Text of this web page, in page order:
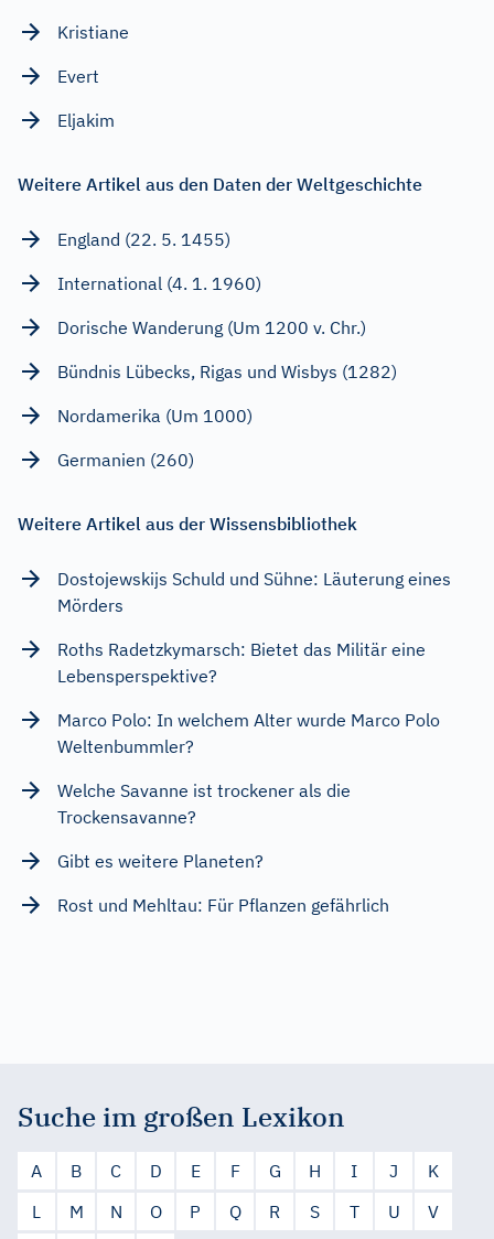
Kristiane
Evert
Eljakim
Weitere Artikel aus den Daten der Weltgeschichte
England (22. 5. 1455)
International (4. 1. 1960)
Dorische Wanderung (Um 1200 v. Chr.)
Bündnis Lübecks, Rigas und Wisbys (1282)
Nordamerika (Um 1000)
Germanien (260)
Weitere Artikel aus der Wissensbibliothek
Dostojewskijs Schuld und Sühne: Läuterung eines
Mörders
Roths Radetzkymarsch: Bietet das Militär eine
Lebensperspektive?
Marco Polo: In welchem Alter wurde Marco Polo
Weltenbummler?
Welche Savanne ist trockener als die
Trockensavanne?
Gibt es weitere Planeten?
Rost und Mehltau: Für Pflanzen gefährlich
Suche im großen Lexikon
A B C D E F G H I J
K
L
M N O P Q R S T U
V